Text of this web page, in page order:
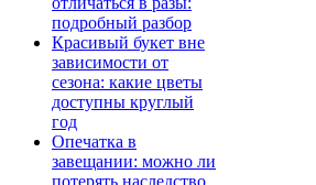
подробный разбор
Красивый букет вне
зависимости от
сезона: какие цветы
доступны круглый
год
Опечатка в
завещании: можно ли